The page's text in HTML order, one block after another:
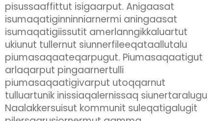
pisussaaffittut isigaarput. Anigaasat
isumaqatiginninniarnermi aningaasat
isumaqatigiissutit amerlanngikkaluartut
ukiunut tullernut siunnerfileeqataallutalu
piumasaqaateqarpugut. Piumasaqaatigut
arlaqarput pingaarnertulli
piumasaqaatigivarput utoqqarnut
tulluartunik inissiaqalernissaq siunertaralugu
Naalakkersuisut kommunit suleqatigalugit